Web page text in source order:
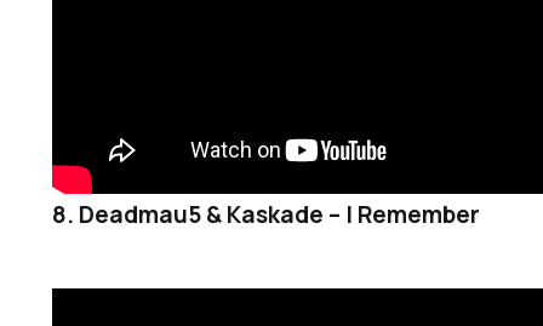
8. Deadmau5 & Kaskade – I Remember